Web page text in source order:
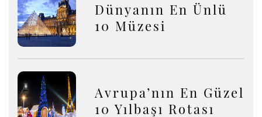
Dünyanın En Ünlü
10 Müzesi
Avrupa’nın En Güzel
10 Yılbaşı Rotası